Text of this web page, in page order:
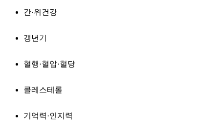
간·위건강
갱년기
혈행·혈압·혈당
콜레스테롤
기억력·인지력